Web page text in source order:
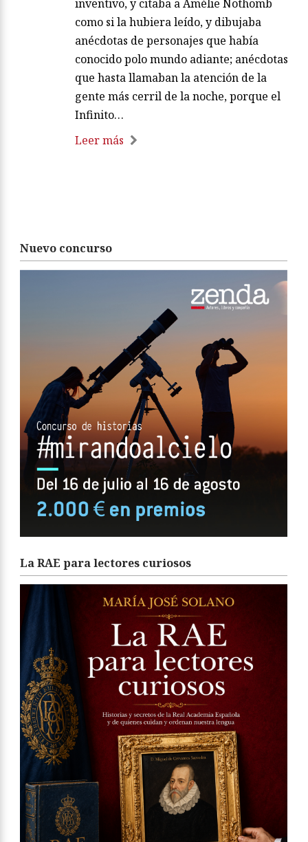
inventivo, y citaba a Amélie Nothomb
como si la hubiera leído, y dibujaba
anécdotas de personajes que había
conocido polo mundo adiante; anécdotas
que hasta llamaban la atención de la
gente más cerril de la noche, porque el
Infinito…
Leer más
Nuevo concurso
La RAE para lectores curiosos